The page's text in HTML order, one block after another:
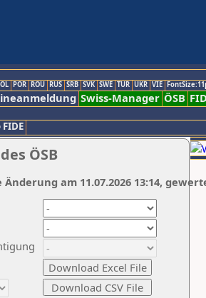
POR ROU RUS SRB SVK SWE TUR UKR VIE
Swiss-Manager ÖSB
FIDE
ÖSB
Änderung am 11.07.2026 13:14,